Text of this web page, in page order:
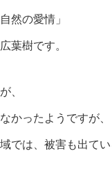
然の愛情」
葉樹です。
、
かったようですが、
では、被害も出て